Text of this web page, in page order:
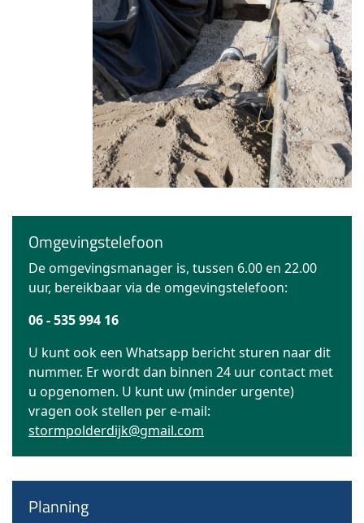
Omgevingstelefoon
De omgevingsmanager is, tussen 6.00 en 22.00
uur, bereikbaar via de omgevingstelefoon:
06 - 535 994 16
U kunt ook een Whatsapp bericht sturen naar dit
nummer. Er wordt dan binnen 24 uur contact met
u opgenomen. U kunt uw (minder urgente)
vragen ook stellen per e-mail:
stormpolderdijk@gmail.com
Planning